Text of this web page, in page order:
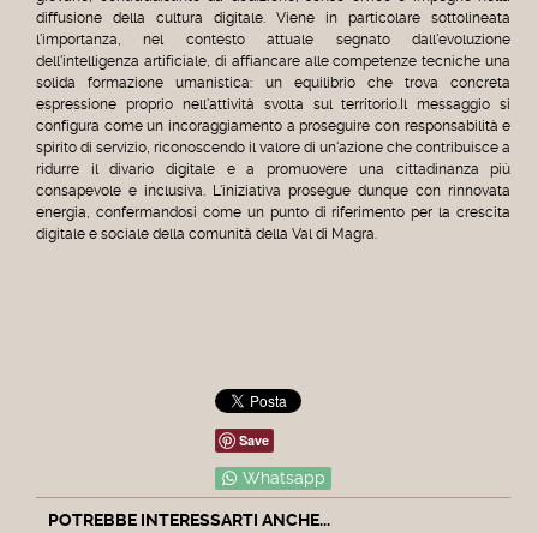
diffusione della cultura digitale. Viene in particolare sottolineata
l'importanza, nel contesto attuale segnato dall'evoluzione
dell'intelligenza artificiale, di affiancare alle competenze tecniche una
solida formazione umanistica: un equilibrio che trova concreta
espressione proprio nell'attività svolta sul territorio.Il messaggio si
configura come un incoraggiamento a proseguire con responsabilità e
spirito di servizio, riconoscendo il valore di un'azione che contribuisce a
ridurre il divario digitale e a promuovere una cittadinanza più
consapevole e inclusiva. L'iniziativa prosegue dunque con rinnovata
energia, confermandosi come un punto di riferimento per la crescita
digitale e sociale della comunità della Val di Magra.
Save
Whatsapp
POTREBBE INTERESSARTI ANCHE...